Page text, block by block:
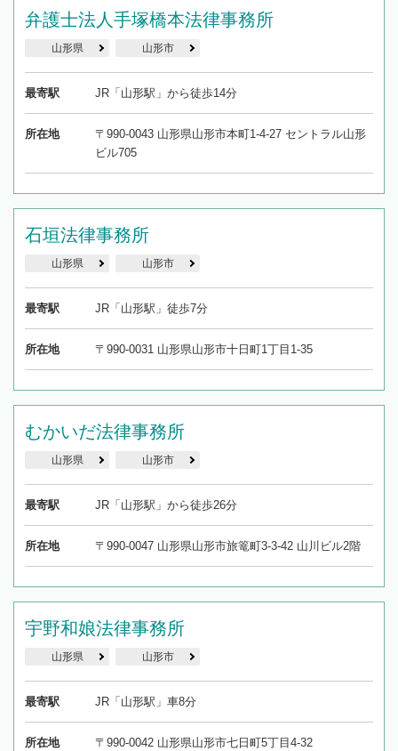
弁護士法人手塚橋本法律事務所
山形県 山形市
最寄駅 JR「山形駅」から徒歩14分
所在地
〒990-0043 山形県山形市本町1-4-27 セントラル山形
ビル705
石垣法律事務所
山形県 山形市
最寄駅 JR「山形駅」徒歩7分
所在地 〒990-0031 山形県山形市十日町1丁目1-35
むかいだ法律事務所
山形県 山形市
最寄駅 JR「山形駅」から徒歩26分
所在地 〒990-0047 山形県山形市旅篭町3-3-42 山川ビル2階
宇野和娘法律事務所
山形県 山形市
最寄駅 JR「山形駅」車8分
所在地 〒990-0042 山形県山形市七日町5丁目4-32